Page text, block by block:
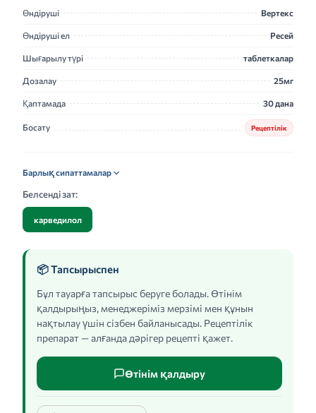
Өндіруші Вертекс
Өндіруші ел Ресей
Шығарылу түрі таблеткалар
Дозалау 25мг
Қаптамада 30 дана
Босату Рецептілік
Барлық сипаттамалар
Белсенді зат:
карведилол
📦 Тапсырыспен
Бұл тауарға тапсырыс беруге болады. Өтінім
қалдырыңыз, менеджеріміз мерзімі мен құнын
нақтылау үшін сізбен байланысады. Рецептілік
препарат — алғанда дәрігер рецепті қажет.
Өтінім қалдыру